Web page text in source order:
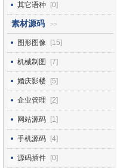
其它语种 [0]
素材源码 >>
图形图像 [15]
机械制图 [7]
婚庆影楼 [5]
企业管理 [2]
网站源码 [1]
手机源码 [4]
源码插件 [0]